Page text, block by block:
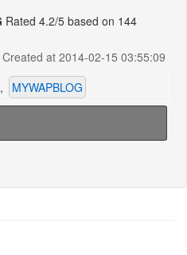
Rated 4.2/5 based on 144
Created at 2014-02-15 03:55:09
, MYWAPBLOG